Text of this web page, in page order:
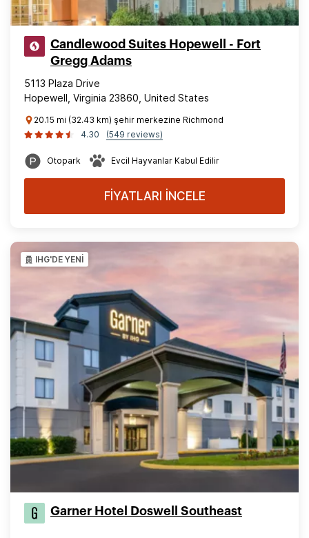
Candlewood Suites Hopewell - Fort
Gregg Adams
5113 Plaza Drive
Hopewell, Virginia 23860, United States
20.15 mi (32.43 km) şehir merkezine Richmond
4.30
(549 reviews)
Otopark Evcil Hayvanlar Kabul Edilir
FİYATLARI İNCELE
IHG'DE YENİ
Garner Hotel Doswell Southeast